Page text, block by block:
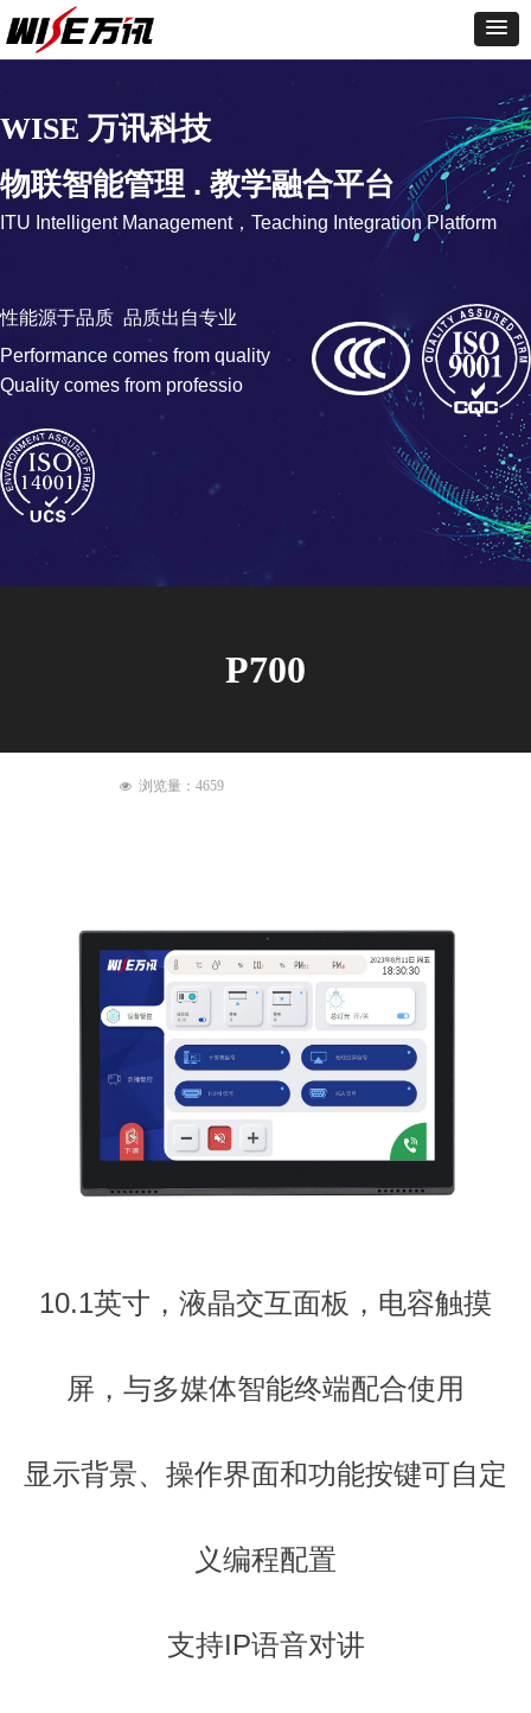
WISE 万讯科技
物联智能管理 . 教学融合平台
ITU Intelligent Management，Teaching Integration Platform
性能源于品质 品质出自专业
Performance comes from quality
Quality comes from professio
10.1英寸，液晶交互面板，电容触摸
屏，与多媒体智能终端配合使用
显示背景、操作界面和功能按键可自定
义编程配置
支持IP语音对讲
P700
넶 浏览量： 4659